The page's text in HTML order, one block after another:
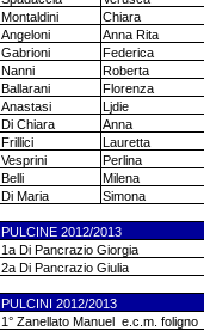
Montaldini
Chiara
Angeloni
Anna Rita
Gabrioni
Federica
Nanni
Roberta
Ballarani
Florenza
Anastasi
Ljdie
Di Chiara
Anna
Frillici
Lauretta
Vesprini
Perlina
Belli
Milena
Di Maria Simona
PULCINE 2012/2013
1a Di Pancrazio Giorgia
2a Di Pancrazio Giulia
PULCINI 2012/2013
1° Zanellato Manuel e.c.m. foligno